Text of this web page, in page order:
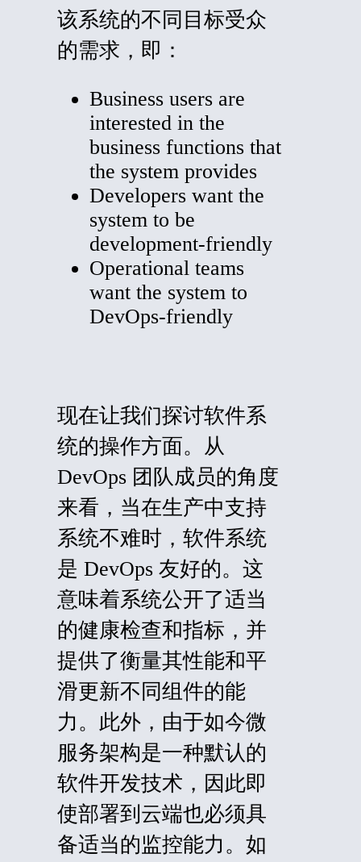
该系统的不同目标受众
的需求，即：
Business users are
interested in the
business functions that
the system provides
Developers want the
system to be
development-friendly
Operational teams
want the system to
DevOps-friendly
现在让我们探讨软件系
统的操作方面。从
DevOps 团队成员的角度
来看，当在生产中支持
系统不难时，软件系统
是 DevOps 友好的。这
意味着系统公开了适当
的健康检查和指标，并
提供了衡量其性能和平
滑更新不同组件的能
力。此外，由于如今微
服务架构是一种默认的
软件开发技术，因此即
使部署到云端也必须具
备适当的监控能力。如